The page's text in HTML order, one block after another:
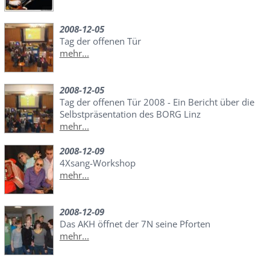
2008-12-05
Tag der offenen Tür
mehr...
2008-12-05
Tag der offenen Tür 2008 - Ein Bericht über die
Selbstpräsentation des BORG Linz
mehr...
2008-12-09
4Xsang-Workshop
mehr...
2008-12-09
Das AKH öffnet der 7N seine Pforten
mehr...